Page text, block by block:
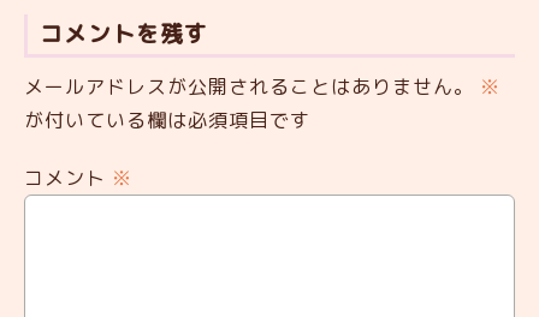
コメントを残す
メールアドレスが公開されることはありません。
※
が付いている欄は必須項目です
コメント ※